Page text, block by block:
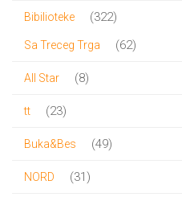
Bibilioteke 322322
proizvoda
Sa Treceg Trga 6262
All Star 88
tt 2323
Buka&Bes 4949
NORD 31 31